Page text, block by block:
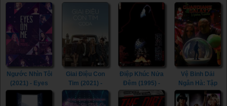
(2021)
Sing 2 (2021)
Sing (2016)
Ngước Nhìn Tôi
(2021) - Eyes
Giai Điệu Con
Tim (2021) -
CODA (2021)
Điệp Khúc Nửa
Đêm (1995) -
The Phantom
Lover (1995)
Vệ Binh Dải
Ngân Hà: Tập
Đặc Biệt (2022)
- The Guardians